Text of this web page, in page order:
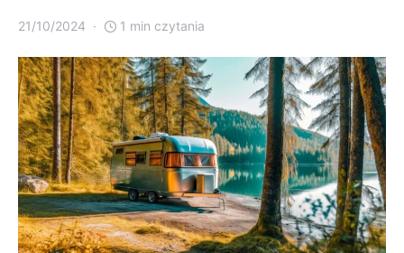
21/10/2024 1 min czytania